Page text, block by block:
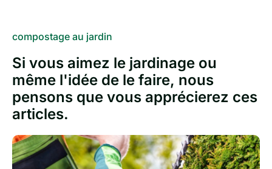
for
and
ladies.
cheap
vapesstores.fr
for
huge
discount.
compostage au jardin
Si vous aimez le jardinage ou
même l'idée de le faire, nous
pensons que vous apprécierez ces
articles.